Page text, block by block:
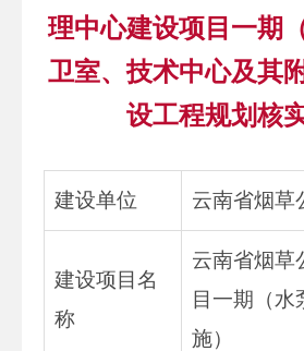
理中心建设项目一期
卫室、技术中心及其
设工程规划核
建设单位 云南省烟草
建设项目名
称
云南省烟草
目一期（
施）